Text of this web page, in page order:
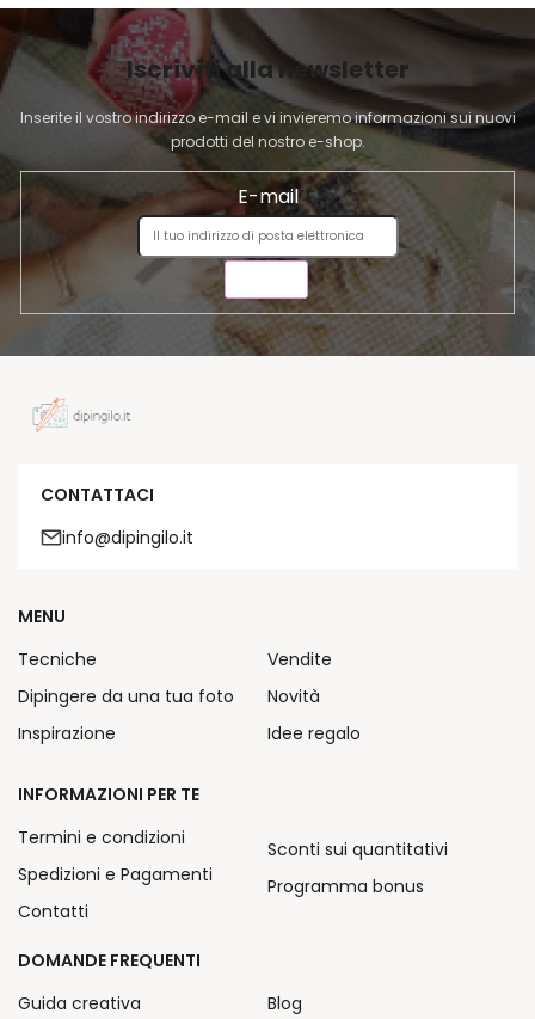
l
l
'
e
l
e
n
c
o
G
N
Iscriviti alla newsletter
Inserite il vostro indirizzo e-mail e vi invieremo informazioni sui nuovi
prodotti del nostro e-shop.
E-mail
CONTATTACI
info@dipingilo.it
MENU
Tecniche
Dipingere da una tua foto
Inspirazione
Vendite
Novità
Idee regalo
INFORMAZIONI PER TE
Termini e condizioni
Spedizioni e Pagamenti
Contatti
Sconti sui quantitativi
Programma bonus
DOMANDE FREQUENTI
Guida creativa
Blog